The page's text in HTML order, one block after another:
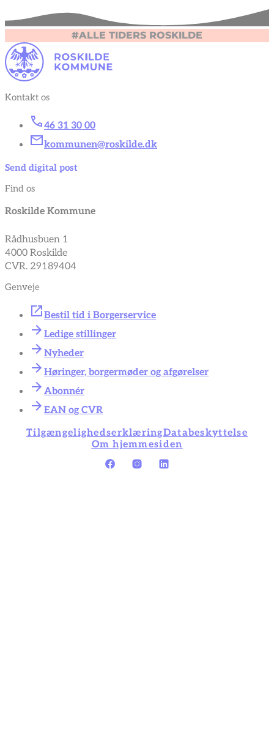
#ALLE TIDERS ROSKILDE
Kontakt os
46 31 30 00
kommunen@roskilde.dk
Send digital post
Find os
Roskilde Kommune
Rådhusbuen 1
4000 Roskilde
CVR. 29189404
Genveje
Bestil tid i Borgerservice
Ledige stillinger
Nyheder
Høringer, borgermøder og afgørelser
Abonnér
EAN og CVR
TilgængelighedserklæringDatabeskyttelse
Om hjemmesiden